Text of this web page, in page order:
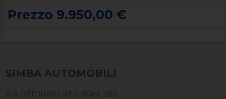
Prezzo 9.950,00 €
SIMBA AUTOMOBILI
VIA OTTORINO RESPIGHI, 280